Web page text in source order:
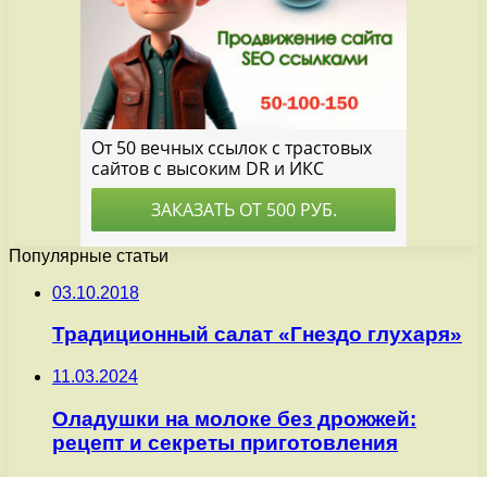
Популярные статьи
03.10.2018
Традиционный салат «Гнездо глухаря»
11.03.2024
Оладушки на молоке без дрожжей:
рецепт и секреты приготовления